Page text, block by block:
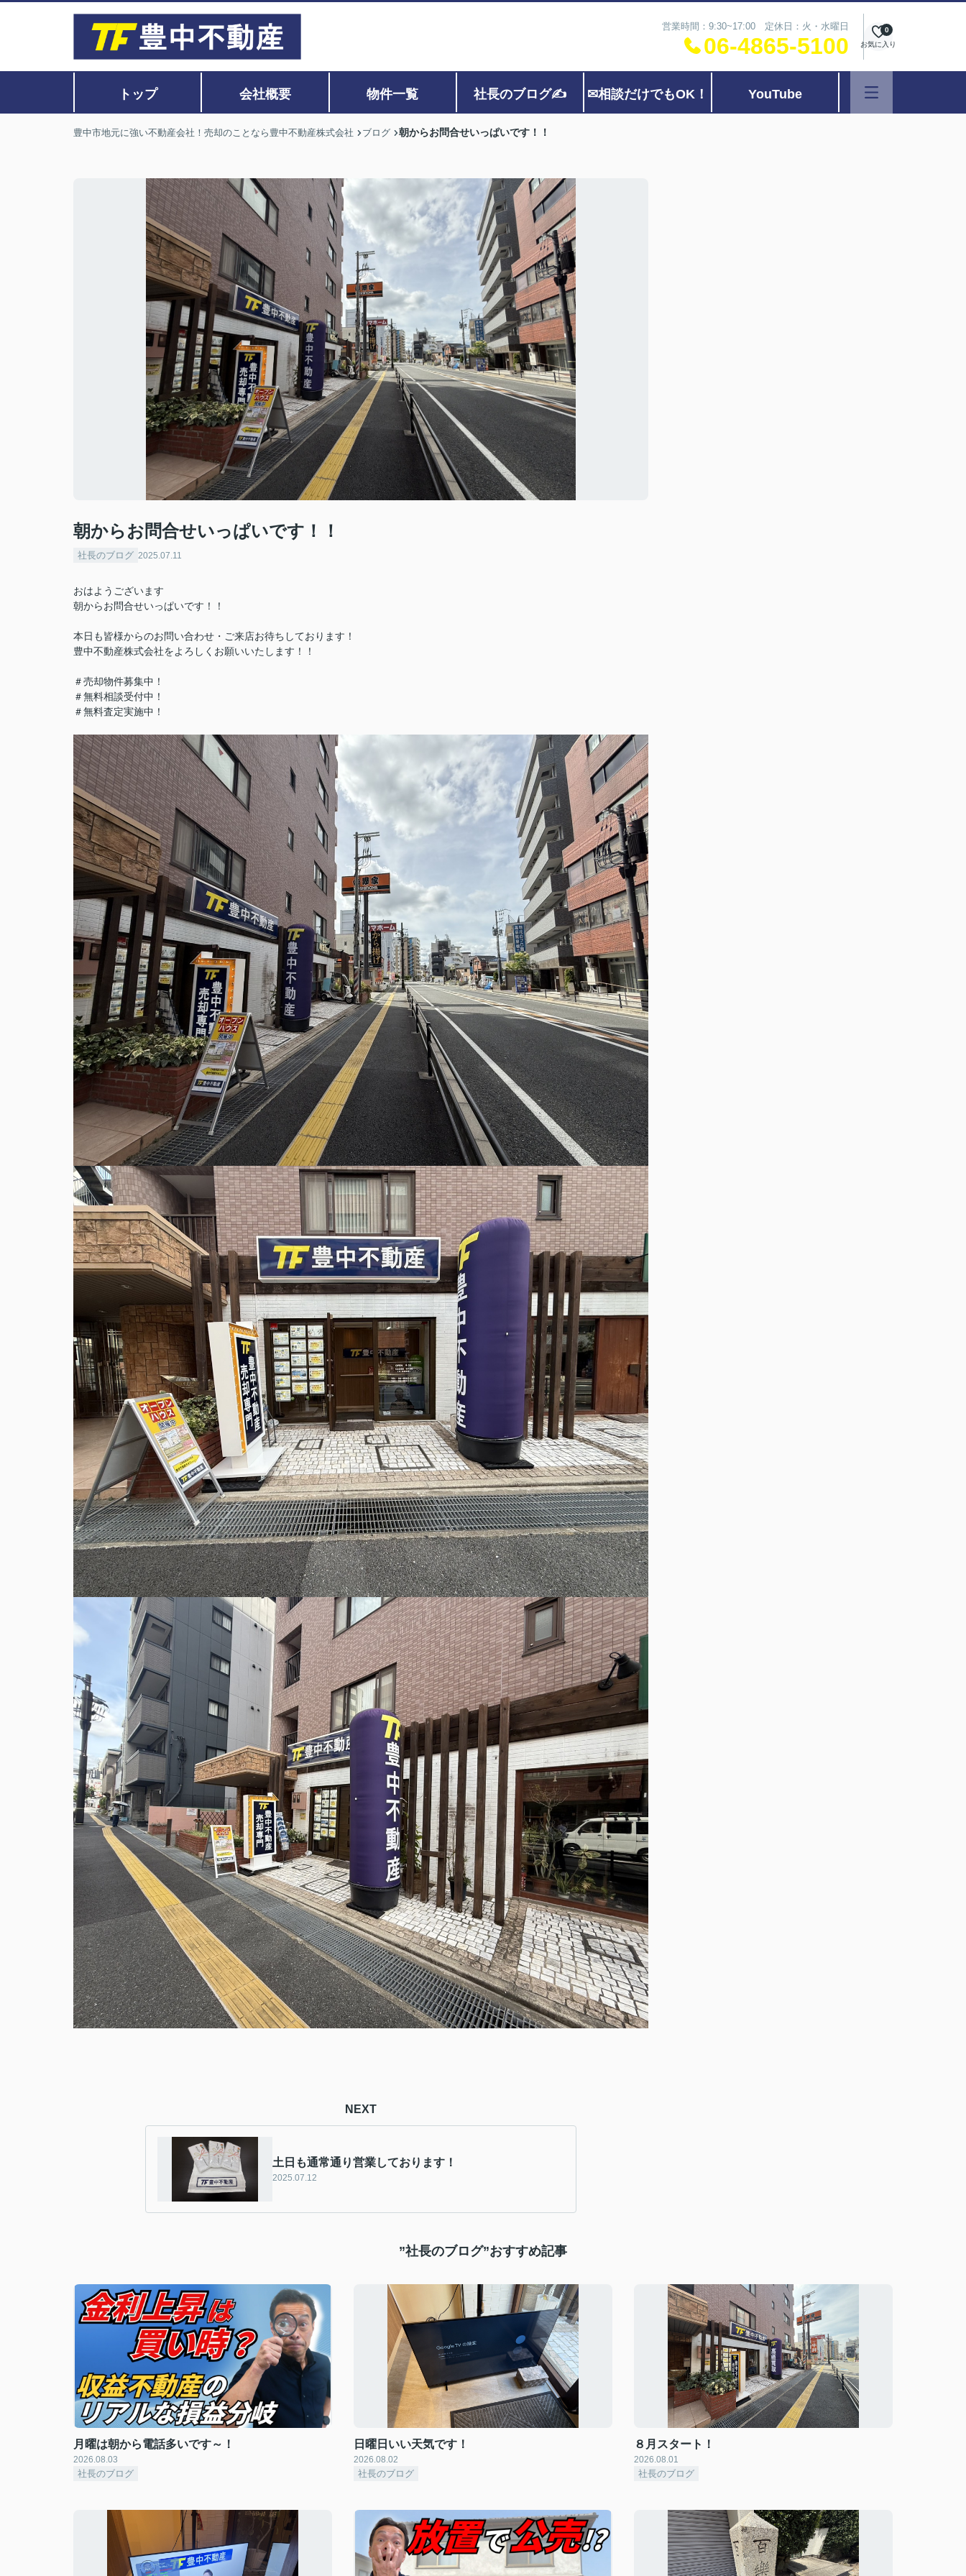
営業時間：9:30~17:00 定休日：火・水曜日
06-4865-5100 お気に入り
0
トップ 会社概要 物件一覧 社長のブログ✍ ✉相談だけでもOK！ YouTube
豊中市地元に強い不動産会社！売却のことなら豊中不動産株式会社 ブログ 朝からお問合せいっぱいです！！
朝からお問合せいっぱいです！！
社長のブログ 2025.07.11
おはようございます
朝からお問合せいっぱいです！！
本日も皆様からのお問い合わせ・ご来店お待ちしております！
豊中不動産株式会社をよろしくお願いいたします！！
＃売却物件募集中！
＃無料相談受付中！
＃無料査定実施中！
NEXT
土日も通常通り営業しております！
2025.07.12
”社長のブログ”おすすめ記事
月曜は朝から電話多いです～！
2026.08.03
社長のブログ
日曜日いい天気です！
2026.08.02
社長のブログ
８月スタート！
2026.08.01
社長のブログ